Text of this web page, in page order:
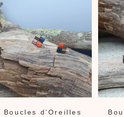
Boucles d’Oreilles